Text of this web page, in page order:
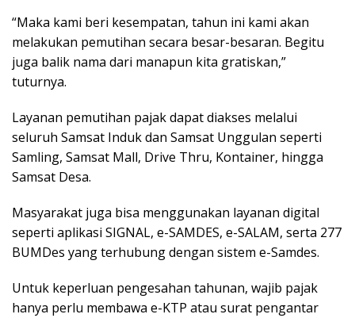
“Maka kami beri kesempatan, tahun ini kami akan
melakukan pemutihan secara besar-besaran. Begitu
juga balik nama dari manapun kita gratiskan,”
tuturnya.
Layanan pemutihan pajak dapat diakses melalui
seluruh Samsat Induk dan Samsat Unggulan seperti
Samling, Samsat Mall, Drive Thru, Kontainer, hingga
Samsat Desa.
Masyarakat juga bisa menggunakan layanan digital
seperti aplikasi SIGNAL, e-SAMDES, e-SALAM, serta 277
BUMDes yang terhubung dengan sistem e-Samdes.
Untuk keperluan pengesahan tahunan, wajib pajak
hanya perlu membawa e-KTP atau surat pengantar